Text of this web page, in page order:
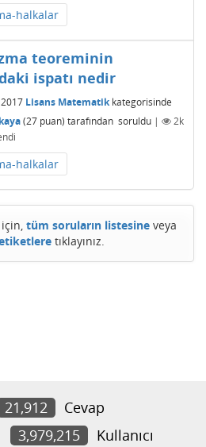
halkalar
teoreminin
ispatı nedir
Lisans Matematikkategorisinde
(27puan) tarafından soruldu |
2k
halkalar
için, tüm soruların listesine veya
tıklayınız.
21,912
Cevap
3,979,215 Kullanıcı